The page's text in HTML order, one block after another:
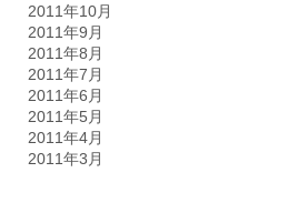
2011年10月
2011年9月
2011年8月
2011年7月
2011年6月
2011年5月
2011年4月
2011年3月